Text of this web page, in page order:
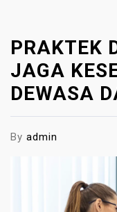
PRAKTEK
JAGA
DEWASA
By admin